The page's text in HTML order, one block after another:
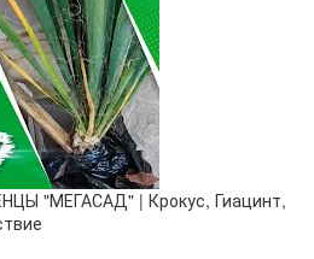
"МЕГАСАД" | Крокус, Гиацинт,